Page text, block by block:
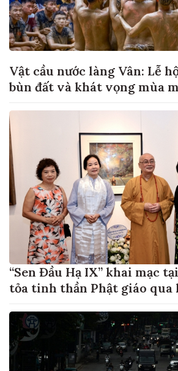
Vật cầu nước làng Vân: Lễ
bùn đất và khát vọng mùa
“Sen Đầu Hạ IX” khai mạc
tỏa tinh thần Phật giáo qua